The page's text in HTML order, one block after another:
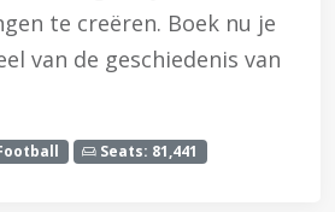
te creëren. Boek nu je
van de geschiedenis van
Seats: 81,441